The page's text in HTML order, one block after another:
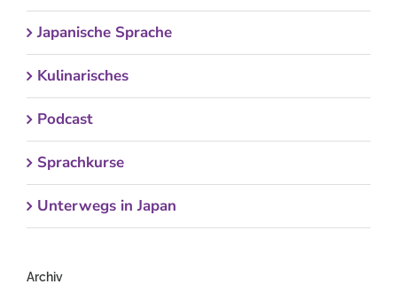
Japanische Sprache
Kulinarisches
Podcast
Sprachkurse
Unterwegs in Japan
Archiv